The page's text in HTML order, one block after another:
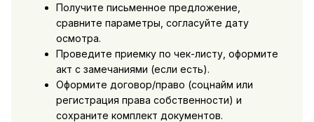
Получите письменное предложение,
сравните параметры, согласуйте дату
осмотра.
Проведите приемку по чек-листу, оформите
акт с замечаниями (если есть).
Оформите договор/право (соцнайм или
регистрация права собственности) и
сохраните комплект документов.